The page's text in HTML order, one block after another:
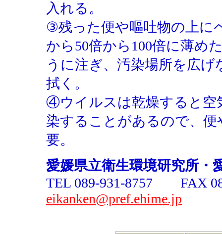
入れる。
③残った便や嘔吐物の上に
から50倍から100倍に薄め
うに注ぎ、汚染場所を広
拭く。
④ウイルスは乾燥すると空
染することがあるので、
要。
愛媛県立衛生環境研究所・
TEL 089-931-8757 FAX
eikanken@pref.ehime.jp